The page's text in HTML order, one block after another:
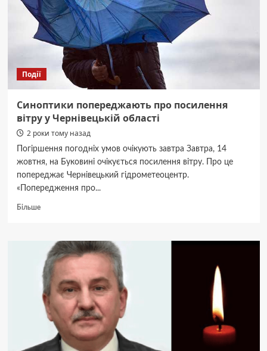
французьке
місто-
побратим
Мец
Події
Синоптики попереджають про посилення
вітру у Чернівецькій області
2 роки тому назад
Погіршення погодніх умов очікують завтра Завтра, 14
жовтня, на Буковині очікується посилення вітру. Про це
попереджає Чернівецький гідрометеоцентр.
«Попередження про...
БільшеДокладніше
попереджають
про
посилення
вітру
у
Чернівецькій
області